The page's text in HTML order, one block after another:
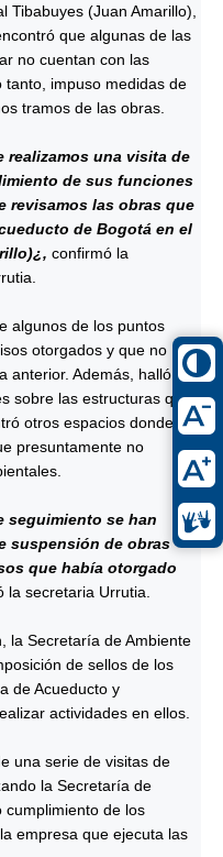
Tibabuyes (Juan Amarillo),
que algunas de las
no cuentan con las
tanto, impuso medidas de
tramos de las obras.
realizamos una visita de
de sus funciones
revisamos las obras que
de Bogotá en el
confirmó la
algunos de los puntos
otorgados y que no
anterior. Además, halló
sobre las estructuras que
otros espacios donde se
presuntamente no
seguimiento se han
suspensión de obras
que había otorgado
la secretaria Urrutia.
la Secretaría de Ambiente
de sellos de los
de Acueducto y
actividades en ellos.
una serie de visitas de
la Secretaría de
cumplimiento de los
empresa que ejecuta las